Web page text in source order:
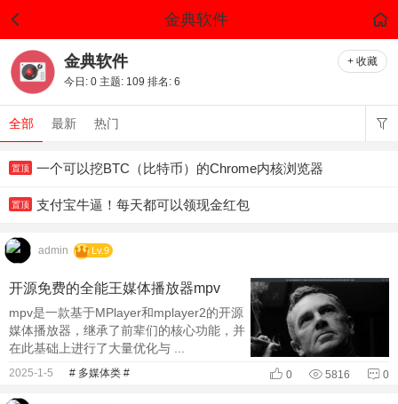
金典软件
+ 收藏
金典软件
今日: 0 主题: 109 排名: 6
全部 最新 热门
置顶 一个可以挖BTC（比特币）的Chrome内核浏览器
置顶 支付宝牛逼！每天都可以领现金红包
admin Lv.9
开源免费的全能王媒体播放器mpv
mpv是一款基于MPlayer和mplayer2的开源
媒体播放器，继承了前辈们的核心功能，并
在此基础上进行了大量优化与 ...
2025-1-5 # 多媒体类 # 0 5816 0